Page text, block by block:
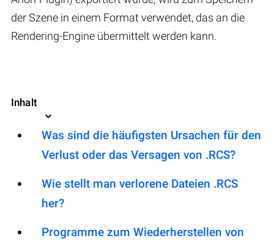
der Szene in einem Format verwendet, das an die
Rendering-Engine übermittelt werden kann.
Inhalt
Was sind die häufigsten Ursachen für den
Verlust oder das Versagen von .RCS?
Wie stellt man verlorene Dateien .RCS
her?
Programme zum Wiederherstellen von